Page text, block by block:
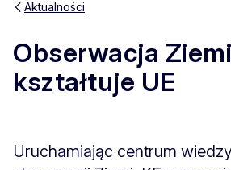
Aktualności
Obserwacja Ziemi
kształtuje UE
Uruchamiając centrum